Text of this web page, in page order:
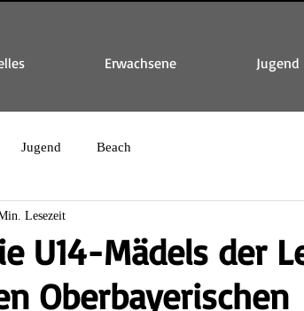
Erwachsene Jugend
Jugend Beach
U14-Mädels der
Oberbayerischen
Lesezeit